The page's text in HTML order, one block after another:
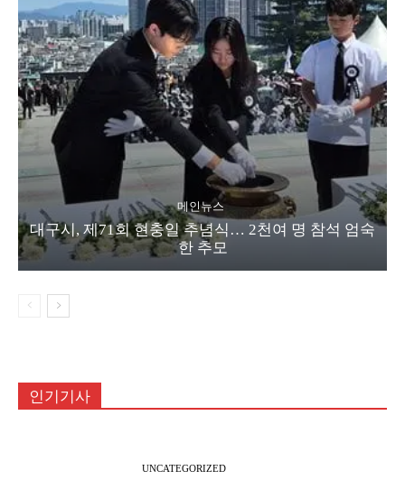
메인뉴스
대구시, 제71회 현충일 추념식… 2천여 명 참석 엄숙
한 추모
인기기사
UNCATEGORIZED